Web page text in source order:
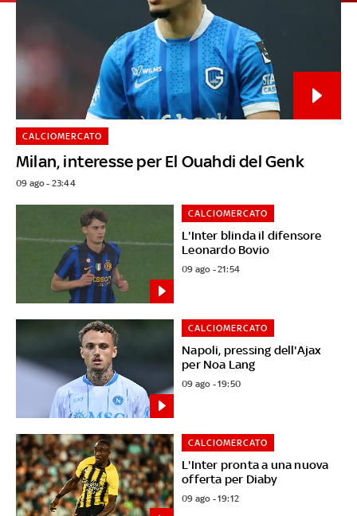
Milan, interesse per El Ouahdi del Genk
CALCIOMERCATO
09 ago - 23:44
L'Inter blinda il difensore
Leonardo Bovio
CALCIOMERCATO
09 ago - 21:54
Napoli, pressing dell'Ajax
per Noa Lang
CALCIOMERCATO
09 ago - 19:50
L'Inter pronta a una nuova
offerta per Diaby
CALCIOMERCATO
09 ago - 19:12